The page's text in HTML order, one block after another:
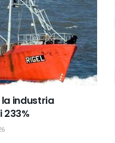
la industria